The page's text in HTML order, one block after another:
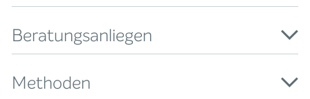
Beratungsanliegen
Methoden